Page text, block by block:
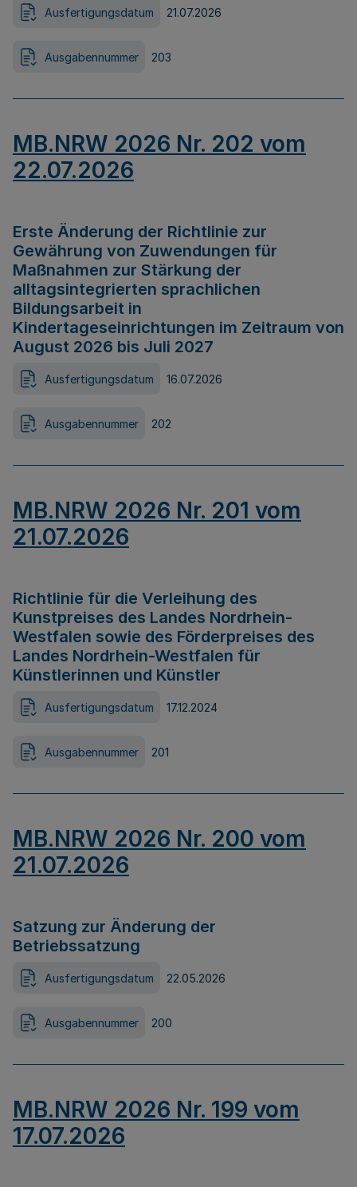
Ausfertigungsdatum 21.07.2026
Ausgabennummer 203
MB.NRW 2026 Nr. 202 vom
22.07.2026
Erste Änderung der Richtlinie zur
Gewährung von Zuwendungen für
Maßnahmen zur Stärkung der
alltagsintegrierten sprachlichen
Bildungsarbeit in
Kindertageseinrichtungen im Zeitraum von
August 2026 bis Juli 2027
Ausfertigungsdatum 16.07.2026
Ausgabennummer 202
MB.NRW 2026 Nr. 201 vom
21.07.2026
Richtlinie für die Verleihung des
Kunstpreises des Landes Nordrhein-
Westfalen sowie des Förderpreises des
Landes Nordrhein-Westfalen für
Künstlerinnen und Künstler
Ausfertigungsdatum 17.12.2024
Ausgabennummer 201
MB.NRW 2026 Nr. 200 vom
21.07.2026
Satzung zur Änderung der
Betriebssatzung
Ausfertigungsdatum 22.05.2026
Ausgabennummer 200
MB.NRW 2026 Nr. 199 vom
17.07.2026